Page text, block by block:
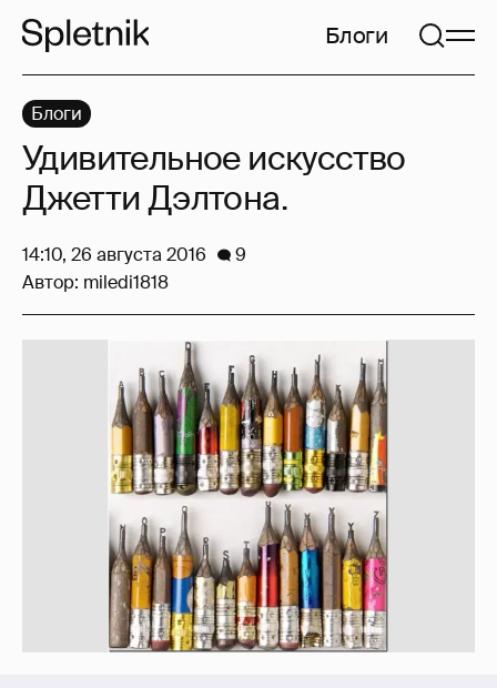
Блоги
Блоги
Удивительное искусство
Джетти Дэлтона.
14:10, 26 августа 2016
9
Автор: miledi1818